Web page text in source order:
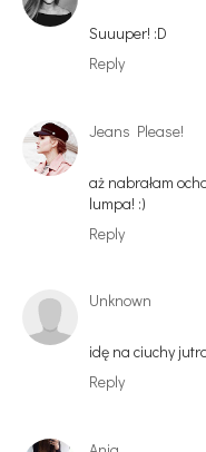
Suuuper! :D
Reply
Jeans Please!
aż nabrałam
lumpa! :)
Reply
Unknown
idę na ciuchy
Reply